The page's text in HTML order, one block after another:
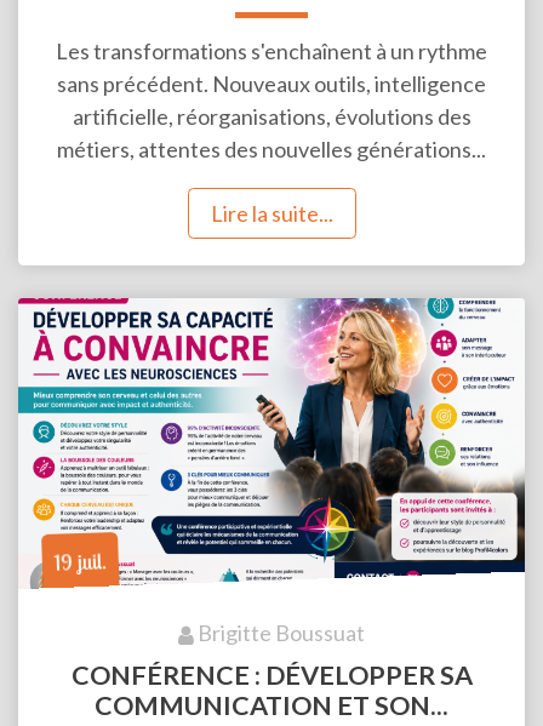
Les transformations s'enchaînent à un rythme
sans précédent. Nouveaux outils, intelligence
artificielle, réorganisations, évolutions des
métiers, attentes des nouvelles générations...
Lire la suite...
19 juil.
Brigitte Boussuat
CONFÉRENCE : DÉVELOPPER SA
COMMUNICATION ET SON...